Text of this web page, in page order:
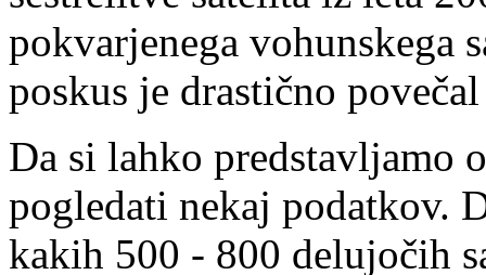
pokvarjenega vohunskega
poskus je drastično
Da si lahko predstavljamo
pogledati nekaj podatkov.
kakih 500 - 800 delujočih